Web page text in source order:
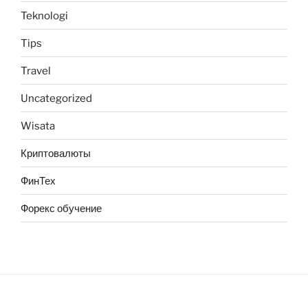
Teknologi
Tips
Travel
Uncategorized
Wisata
Криптовалюты
ФинТех
Форекс обучение